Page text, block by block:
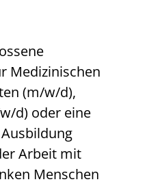
Medizinischen
(m/w/d),
d) oder eine
Arbeit mit
Menschen